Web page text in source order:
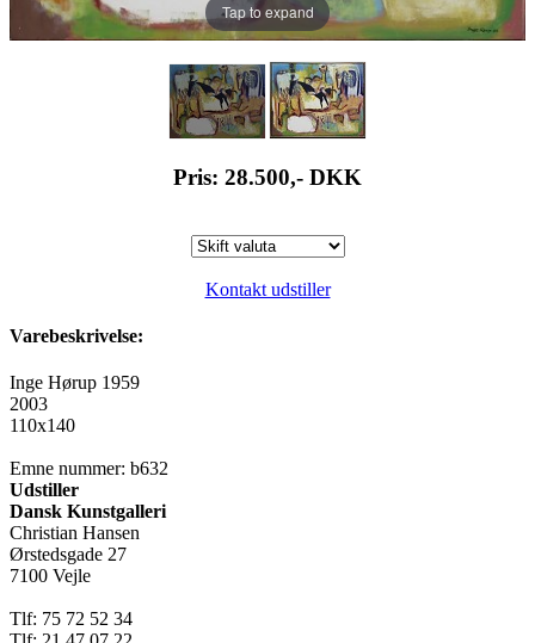
Tap to expand
Pris: 28.500,- DKK
Kontakt udstiller
Varebeskrivelse:
Inge Hørup 1959
2003
110x140
Emne nummer: b632
Udstiller
Dansk Kunstgalleri
Christian Hansen
Ørstedsgade 27
7100 Vejle
Tlf: 75 72 52 34